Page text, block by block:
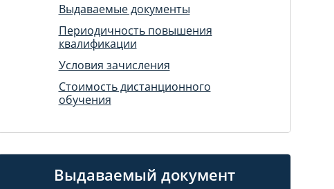
Выдаваемые документы
Периодичность повышения
квалификации
Условия зачисления
Стоимость дистанционного
обучения
Выдаваемый документ